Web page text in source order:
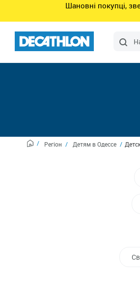
Шановні покупці,
Регіон Детям в Одессе